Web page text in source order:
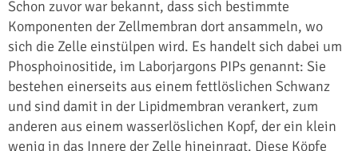
Schon zuvor war bekannt, dass sich bestimmte
Komponenten der Zellmembran dort ansammeln, wo
sich die Zelle einstülpen wird. Es handelt sich dabei um
Phosphoinositide, im Laborjargons PIPs genannt: Sie
bestehen einerseits aus einem fettlöslichen Schwanz
und sind damit in der Lipidmembran verankert, zum
anderen aus einem wasserlöslichen Kopf, der ein klein
wenig in das Innere der Zelle hineinragt. Diese Köpfe